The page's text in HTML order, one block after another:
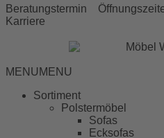
Beratungstermin
Karriere
MENUMENU
Sortiment
Polstermöbel
Sofas
Ecksofas